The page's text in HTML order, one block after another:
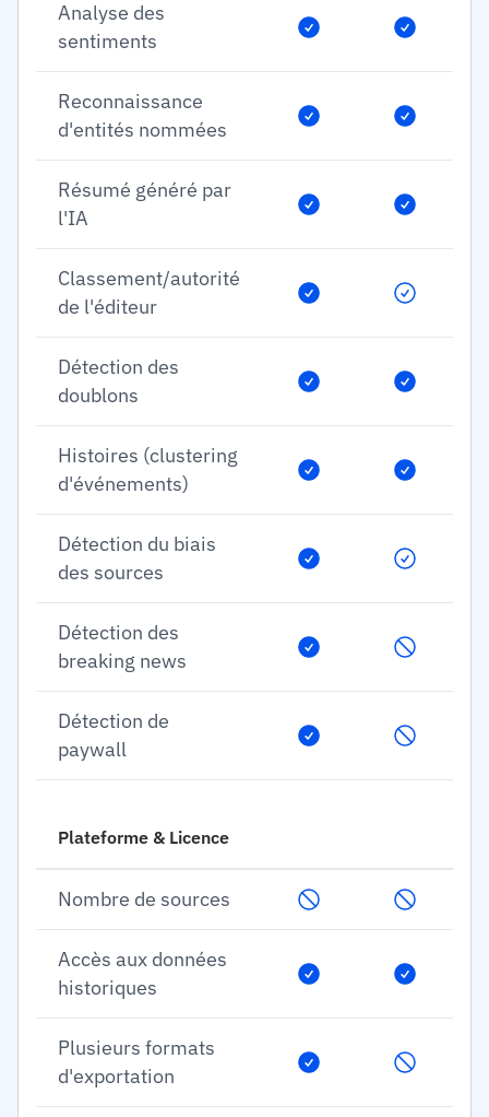
Analyse des
sentiments
Reconnaissance
d'entités nommées
Résumé généré par
l'IA
Classement/autorité
de l'éditeur
Détection des
doublons
Histoires (clustering
d'événements)
Détection du biais
des sources
Détection des
breaking news
Détection de
paywall
Plateforme & Licence
Nombre de sources
Accès aux données
historiques
Plusieurs formats
d'exportation